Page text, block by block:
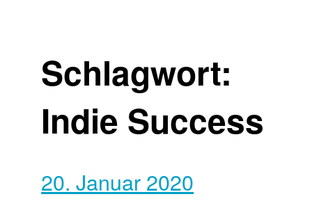
Schlagwort:
Indie Success
20. Januar 2020